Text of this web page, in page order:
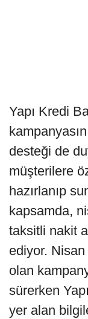
Yapı Kredi
desteği de
müşterilere
hazırlanıp
kapsamda,
taksitli nakit
ediyor. Nisan
olan
sürerken
yer alan